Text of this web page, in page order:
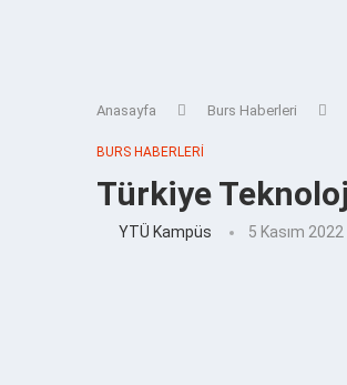
Anasayfa Burs Haberleri
BURS HABERLERI
Türkiye
YTÜ Kampüs 5 Kasım 2022